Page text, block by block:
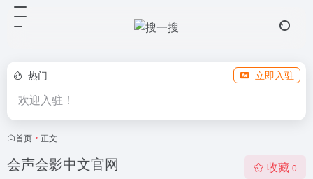
热门 立即入驻
欢迎入驻！
首页 • 正文
会声会影中文官网 收藏 0